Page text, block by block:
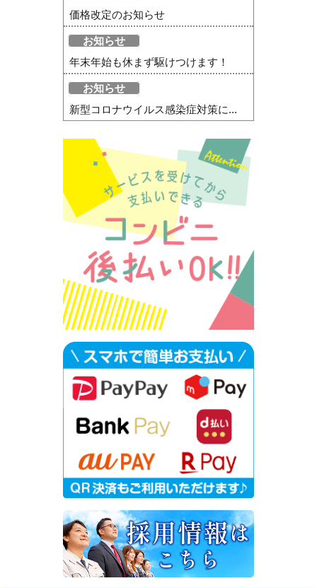
価格改定のお知らせ
お知らせ
年末年始も休まず駆けつけます！
お知らせ
新型コロナウイルス感染症対策に...